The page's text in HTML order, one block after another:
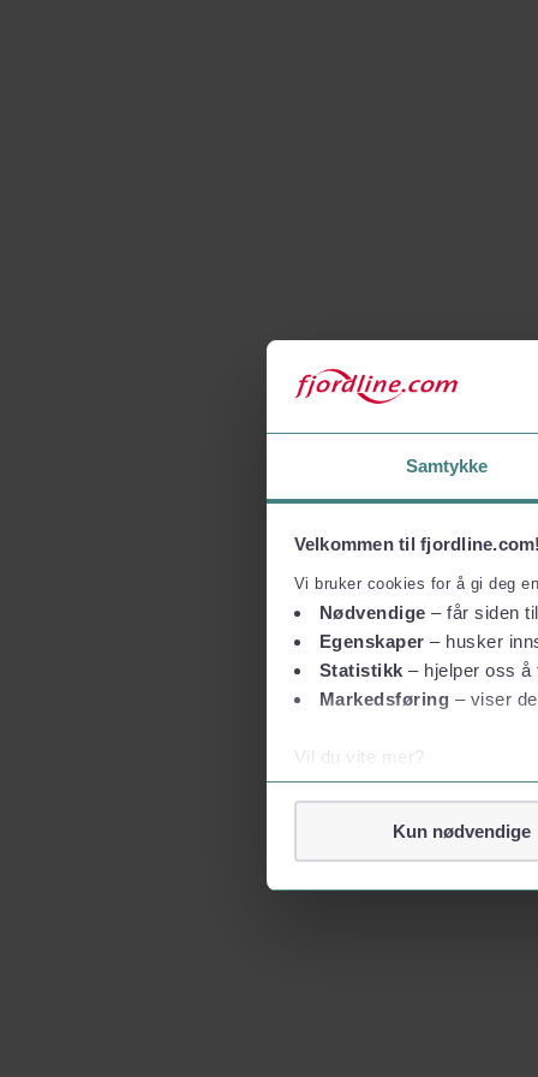
Samtykke
Velkommen til fjordline.com!
Vi bruker cookies for å gi deg
Nødvendige – får siden
Egenskaper – husker
Statistikk – hjelper oss å
Markedsføring – viser
Vil du vite mer?
Om informasjonskapsler
Kun nødvendige